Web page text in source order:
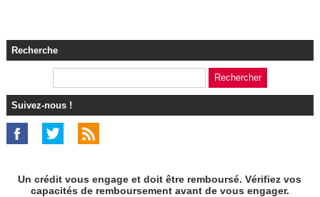
Recherche
Suivez-nous !
Un crédit vous engage et doit être remboursé. Vérifiez vos
capacités de remboursement avant de vous engager.